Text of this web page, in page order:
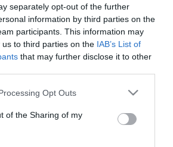
separately opt-out of the further
information by third parties on the
participants. This information may
to third parties on the IAB’s List of
that may further disclose it to other
website/app uses one or more Google
or usage behaviour. You may click to
to Google and its third-party tags to
specified purposes in below Google
Opt Outs
of the Sharing of my